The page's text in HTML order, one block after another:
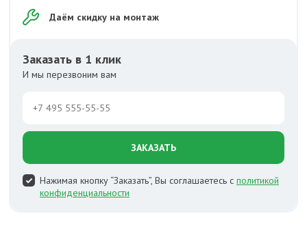
Даём скидку на монтаж
Заказать в 1 клик
И мы перезвоним вам
ЗАКАЗАТЬ
Нажимая кнопку “Заказать”, Вы соглашаетесь с политикой
конфиденциальности